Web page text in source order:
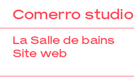
Comerro studio
La Salle de bains
Site web